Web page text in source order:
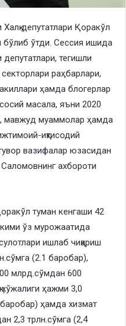
депутатлари Қоракўл
бўлиб ўтди. Сессия ишида
депутатлари, тегишли
раҳбарлари,
ҳамда блогерлар
масала, яъни 2020
мавжуд муаммолар ҳамда
иқтисодий
вазифалар юзасидан
ахбороти
туман кенгаши 42
ўз мурожаатида
ишлаб чиқариш
(2.1 баробар),
млрд.сўмдан 600
хўжалиги ҳажми 3,0
ҳамда хизмат
2,3 трлн.сўмга (2,4